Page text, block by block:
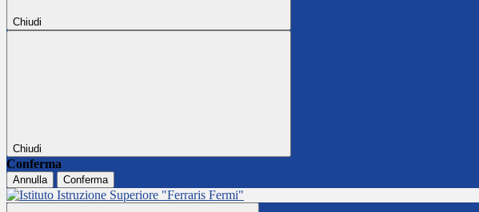
Chiudi
Chiudi
Conferma
Annulla Conferma